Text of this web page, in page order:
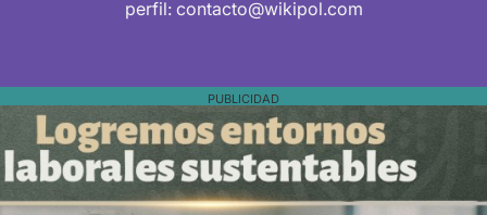
perfil: contacto@wikipol.com
PUBLICIDAD